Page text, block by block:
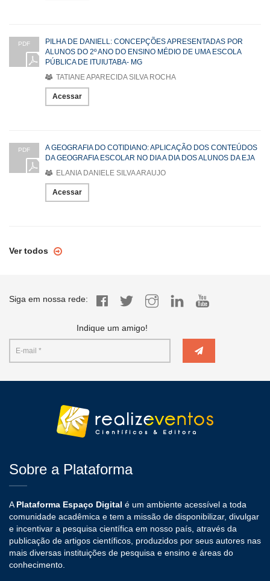
PDF
PILHA DE DANIELL: CONCEPÇÕES APRESENTADAS POR
ALUNOS DO 2º ANO DO ENSINO MÉDIO DE UMA ESCOLA
PÚBLICA DE ITUIUTABA- MG
TATIANE APARECIDA SILVA ROCHA
Acessar
PDF
A GEOGRAFIA DO COTIDIANO: APLICAÇÃO DOS CONTEÚDOS
DA GEOGRAFIA ESCOLAR NO DIA A DIA DOS ALUNOS DA EJA
ELANIA DANIELE SILVA ARAUJO
Acessar
Ver todos
Siga em nossa rede:
Indique um amigo!
Sobre a Plataforma
A Plataforma Espaço Digital é um ambiente acessível a toda
comunidade acadêmica e tem a missão de disponibilizar, divulgar
e incentivar a pesquisa científica em nosso país, através da
publicação de artigos científicos, produzidos por seus autores nas
mais diversas instituições de pesquisa e ensino e áreas do
conhecimento.